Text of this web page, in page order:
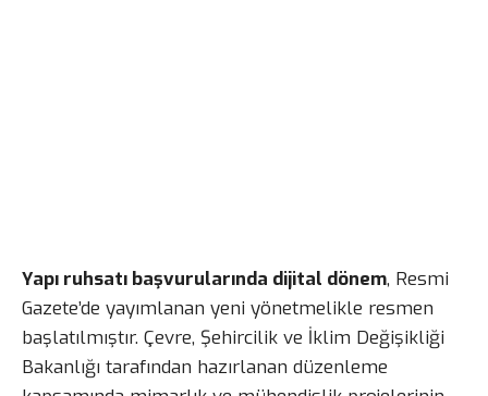
Yapı ruhsatı başvurularında dijital dönem, Resmi
Gazete’de yayımlanan yeni yönetmelikle resmen
başlatılmıştır. Çevre, Şehircilik ve İklim Değişikliği
Bakanlığı tarafından hazırlanan düzenleme